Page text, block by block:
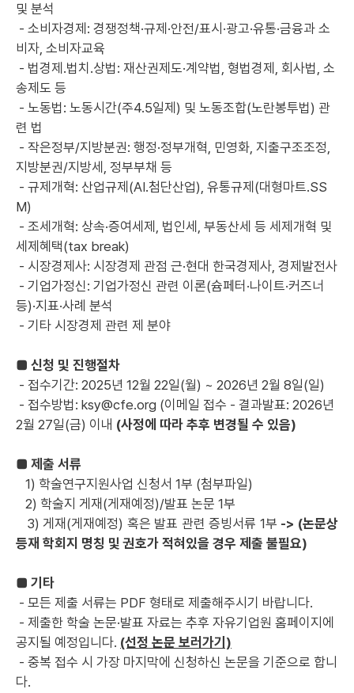
및 분석
- 소비자경제: 경쟁정책·규제·안전/표시·광고·유통·금융과 소
비자, 소비자교육
- 법경제․법치․상법: 재산권제도·계약법, 형법경제, 회사법, 소
송제도 등
- 노동법: 노동시간(주4.5일제) 및 노동조합(노란봉투법) 관
련 법
- 작은정부/지방분권: 행정·정부개혁, 민영화, 지출구조조정,
지방분권/지방세, 정부부채 등
- 규제개혁: 산업규제(AI․첨단산업), 유통규제(대형마트․SS
M)
- 조세개혁: 상속·증여세제, 법인세, 부동산세 등 세제개혁 및
세제혜택(tax break)
- 시장경제사: 시장경제 관점 근·현대 한국경제사, 경제발전사
- 기업가정신: 기업가정신 관련 이론(슘페터·나이트·커즈너
등)·지표·사례 분석
- 기타 시장경제 관련 제 분야
■ 신청 및 진행절차
- 접수기간: 2025년 12월 22일(월) ~ 2026년 2월 8일(일)
- 접수방법: ksy@cfe.org (이메일 접수 - 결과발표: 2026년
2월 27일(금) 이내 (사정에 따라 추후 변경될 수 있음)
■ 제출 서류
1) 학술연구지원사업 신청서 1부 (첨부파일)
2) 학술지 게재(게재예정)/발표 논문 1부
3) 게재(게재예정) 혹은 발표 관련 증빙서류 1부 -> (논문상
등재 학회지 명칭 및 권호가 적혀있을 경우 제출 불필요)
■ 기타
- 모든 제출 서류는 PDF 형태로 제출해주시기 바랍니다.
- 제출한 학술 논문·발표 자료는 추후 자유기업원 홈페이지에
공지될 예정입니다. (선정 논문 보러가기)
- 중복 접수 시 가장 마지막에 신청하신 논문을 기준으로 합니
다.